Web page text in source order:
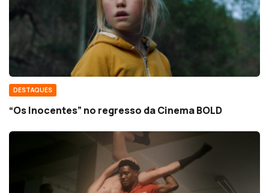
DESTAQUES
“Os Inocentes” no regresso da Cinema BOLD